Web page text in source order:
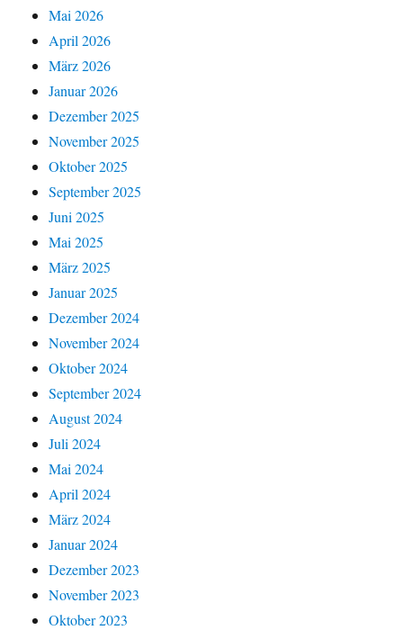
Mai 2026
April 2026
März 2026
Januar 2026
Dezember 2025
November 2025
Oktober 2025
September 2025
Juni 2025
Mai 2025
März 2025
Januar 2025
Dezember 2024
November 2024
Oktober 2024
September 2024
August 2024
Juli 2024
Mai 2024
April 2024
März 2024
Januar 2024
Dezember 2023
November 2023
Oktober 2023